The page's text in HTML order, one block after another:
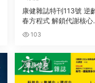
康健雜誌特刊113號 逆
春方程式 解鎖代謝核心
碼 103
健康健身